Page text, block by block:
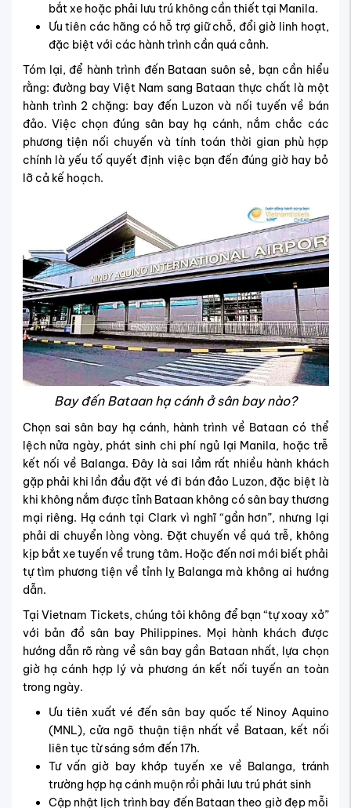
bắt xe hoặc phải lưu trú không cần thiết tại Manila.
Ưu tiên các hãng có hỗ trợ giữ chỗ, đổi giờ linh hoạt,
đặc biệt với các hành trình cần quá cảnh.
Tóm lại, để hành trình đến Bataan suôn sẻ, bạn cần hiểu
rằng: đường bay Việt Nam sang Bataan thực chất là một
hành trình 2 chặng: bay đến Luzon và nối tuyến về bán
đảo. Việc chọn đúng sân bay hạ cánh, nắm chắc các
phương tiện nối chuyến và tính toán thời gian phù hợp
chính là yếu tố quyết định việc bạn đến đúng giờ hay bỏ
lỡ cả kế hoạch.
Bay đến Bataan hạ cánh ở sân bay nào?
Chọn sai sân bay hạ cánh, hành trình về Bataan có thể
lệch nửa ngày, phát sinh chi phí ngủ lại Manila, hoặc trễ
kết nối về Balanga. Đây là sai lầm rất nhiều hành khách
gặp phải khi lần đầu đặt vé đi bán đảo Luzon, đặc biệt là
khi không nắm được tỉnh Bataan không có sân bay thương
mại riêng. Hạ cánh tại Clark vì nghĩ “gần hơn”, nhưng lại
phải di chuyển lòng vòng. Đặt chuyến về quá trễ, không
kịp bắt xe tuyến về trung tâm. Hoặc đến nơi mới biết phải
tự tìm phương tiện về tỉnh lỵ Balanga mà không ai hướng
dẫn.
Tại Vietnam Tickets, chúng tôi không để bạn “tự xoay xở”
với bản đồ sân bay Philippines. Mọi hành khách được
hướng dẫn rõ ràng về sân bay gần Bataan nhất, lựa chọn
giờ hạ cánh hợp lý và phương án kết nối tuyến an toàn
trong ngày.
Ưu tiên xuất vé đến sân bay quốc tế Ninoy Aquino
(MNL), cửa ngõ thuận tiện nhất về Bataan, kết nối
liên tục từ sáng sớm đến 17h.
Tư vấn giờ bay khớp tuyến xe về Balanga, tránh
trường hợp hạ cánh muộn rồi phải lưu trú phát sinh
Cập nhật lịch trình bay đến Bataan theo giờ đẹp mỗi